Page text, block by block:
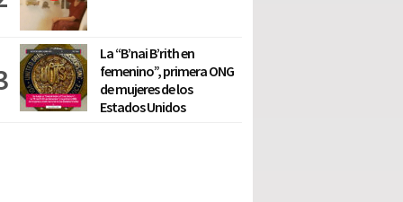
La “B’nai B’rith en
femenino”, primera ONG
de mujeres de los
Estados Unidos